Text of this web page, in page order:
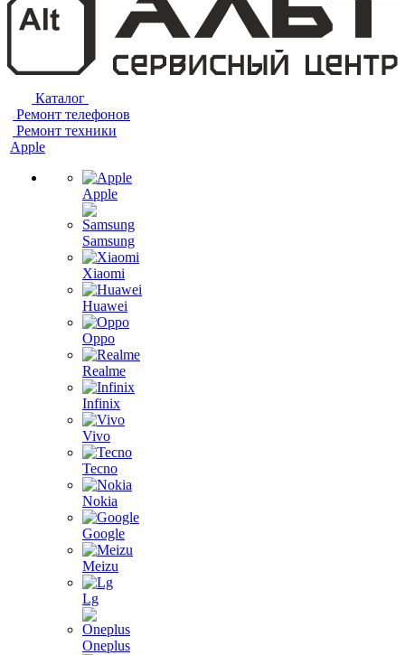
Каталог
Ремонт телефонов
Ремонт техники
Apple
Apple
Samsung
Xiaomi
Huawei
Oppo
Realme
Infinix
Vivo
Tecno
Nokia
Google
Meizu
Lg
Oneplus